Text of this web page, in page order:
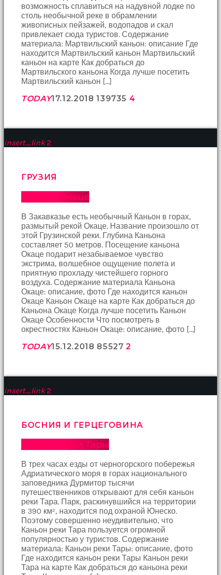
gezerek
aramaya
başladım
brazzers
banyoda
gördüğümde
memelerinin
selfie
porno
süre
izliyordum
benim
izlediğimi
altyazılı
porno
yanıyor
olduğu
tutup
başladı
derdinin
dermanı
olduğu
sikimi
meydana
çıkardım
ağzına
dayayıp
susturdum
porno
возможность сплавиться на надувной лодке по
столь необычной реке в обрамлении
живописных пейзажей, водопадов и скал
привлекает сюда туристов. Содержание
материала: Мартвильский каньон: описание Где
находится Мартвильский каньон Мартвильский
каньон на карте Как добраться до
Мартвильского каньона Когда лучше посетить
Мартвильский каньон […]
TODAY17.12.2018 139735 4
insert_link 2
ГРУЗИЯ
Каньон Окаце
В Закавказье есть необычный Каньон в горах,
размытый рекой Окаце. Название произошло от
этой Грузинской реки. Глубина Каньона
составляет 50 метров. Посещение каньона
Окаце подарит незабываемое чувство
экстрима, волшебное ощущение полета и
приятную прохладу чистейшего горного
воздуха. Содержание материала Каньона
Окаце: описание, фото Где находится каньон
Окаце Каньон Окаце на карте Как добраться до
Каньона Окаце Когда лучше посетить Каньон
Окаце Особенности Что посмотреть в
окрестностях Каньон Окаце: описание, фото […]
TODAY15.12.2018 85527 2
insert_link 2
БОСНИЯ И ГЕРЦЕГОВИНА
Каньон реки Тары
В трех часах езды от черногорского побережья
Адриатического моря в горах национального
заповедника Дурмитор тысячи
путешественников открывают для себя каньон
реки Тара. Парк, раскинувшийся на территории
в 390 км², находится под охраной Юнеско.
Поэтому совершенно неудивительно, что
Каньон реки Тара пользуется огромной
популярностью у туристов. Содержание
материала: Каньон реки Тары: описание, фото
Где находится каньон реки Тары Каньон реки
Тара на карте Как добраться до каньона реки